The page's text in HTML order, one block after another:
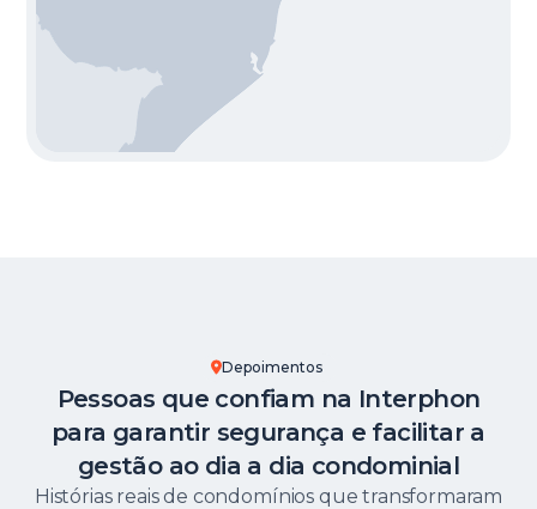
Depoimentos
Pessoas que confiam na Interphon
para garantir segurança e facilitar a
gestão ao dia a dia condominial
Histórias reais de condomínios que transformaram